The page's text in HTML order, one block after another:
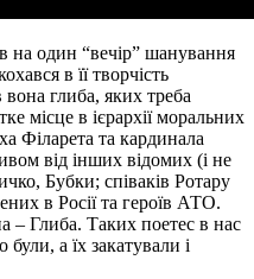
на один “вечір” шанування
в її творчість
глиба, яких треба
місце в ієрархії моральних
Філарета та кардинала
від інших відомих (і не
Бубки; співаків Ротару
в Росії та героїв АТО.
– Глиба. Таких поетес в нас
а їх закатували і